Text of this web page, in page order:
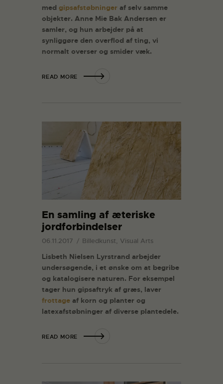
med gipsafstøbninger af selv samme
objekter. Anne Mie Bak Andersen er
samler, og hun arbejder på at
synliggøre den overflod af ting, vi
normalt overser og smider væk.
READ MORE
En samling af æteriske
jordforbindelser
06.11.2017 Billedkunst, Visual Arts
Lisbeth Nielsen Lyrstrand arbejder
undersøgende, i et ønske om at begribe
og katalogisere naturen. For eksempel
tager hun gipsaftryk af græs, laver
frottage af korn og planter og
latexafstøbninger af diverse plantedele.
READ MORE